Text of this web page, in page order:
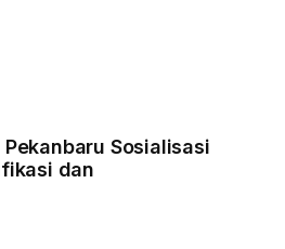
Pekanbaru Sosialisasi
dan